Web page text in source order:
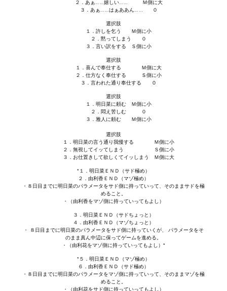
２．あぁ……嬉しい…… Ｍ側に大
３．あぁ……はぁああん…… ０
選択肢
１．許しを乞う Ｍ側に小
２．黙ってしまう ０
３．言い訳をする Ｓ側に小
選択肢
１．喜んで奉仕する Ｍ側に大
２．仕方なく奉仕する Ｓ側に小
３．言われた通り奉仕する ０
選択肢
１．明日菜に頼む Ｍ側に小
２．悶え苦しむ ０
３．雅人に頼む Ｍ側に小
選択肢
１．明日菜の言う通り我慢する Ｍ側に小
２．無視してイッてしまう Ｓ側に小
３．お仕置きして欲しくてイッしまう Ｍ側に大
*１．明日菜ＥＮＤ（サド極め）
２．由利香ＥＮＤ（マゾ極め）
・８日目までに明日菜のパラメータをサド側に持っていって、そのままサドを極
めること。
・（由利香をマゾ側に持っていってもよし）
３．明日菜ＥＮＤ（サドちょっと）
４．由利香ＥＮＤ（マゾちょっと）
・ ８日目までに明日菜のパラメータをサド側に持っていくが、 パラメータをそ
のまま真ん中辺に保ってゲームを進める。
・（由利花をマゾ側に持っていってもよし）*
*５．明日菜ＥＮＤ（マゾ極め）
６．由利香ＥＮＤ（サド極め）
・８日目までに明日菜のパラメータをマゾ側に持っていって、そのままマゾを極
めること。
・（由利花をサド側に持っていってもよし）